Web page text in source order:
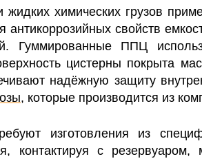
химических грузов
свойств
Гуммированные ППЦ
цистерны покрыта
надёжную защиту
, которые производится из
изготовления из
контактируя с резервуаром,